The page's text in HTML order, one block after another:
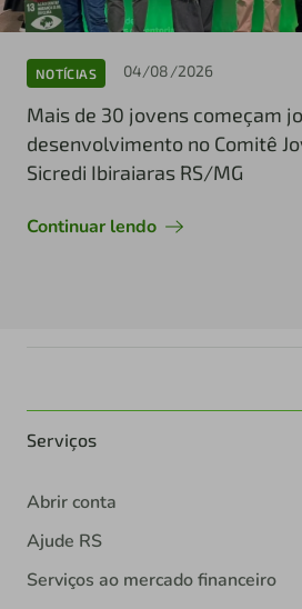
NOTÍCIAS 04/08/2026
Mais de 30 jovens começam
desenvolvimento no Comitê
Sicredi Ibiraiaras RS/MG
Continuar lendo
Serviços
Abrir conta
Ajude RS
Serviços ao mercado financeiro